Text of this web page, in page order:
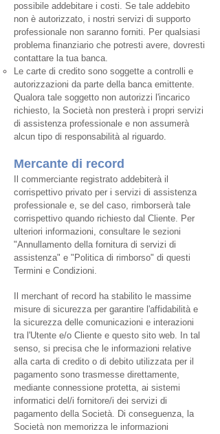
possibile addebitare i costi. Se tale addebito
non è autorizzato, i nostri servizi di supporto
professionale non saranno forniti. Per qualsiasi
problema finanziario che potresti avere, dovresti
contattare la tua banca.
Le carte di credito sono soggette a controlli e
autorizzazioni da parte della banca emittente.
Qualora tale soggetto non autorizzi l'incarico
richiesto, la Società non presterà i propri servizi
di assistenza professionale e non assumerà
alcun tipo di responsabilità al riguardo.
Mercante di record
Il commerciante registrato addebiterà il
corrispettivo privato per i servizi di assistenza
professionale e, se del caso, rimborserà tale
corrispettivo quando richiesto dal Cliente. Per
ulteriori informazioni, consultare le sezioni
"Annullamento della fornitura di servizi di
assistenza" e "Politica di rimborso" di questi
Termini e Condizioni.
Il merchant of record ha stabilito le massime
misure di sicurezza per garantire l'affidabilità e
la sicurezza delle comunicazioni e interazioni
tra l'Utente e/o Cliente e questo sito web. In tal
senso, si precisa che le informazioni relative
alla carta di credito o di debito utilizzata per il
pagamento sono trasmesse direttamente,
mediante connessione protetta, ai sistemi
informatici del/i fornitore/i dei servizi di
pagamento della Società. Di conseguenza, la
Società non memorizza le informazioni